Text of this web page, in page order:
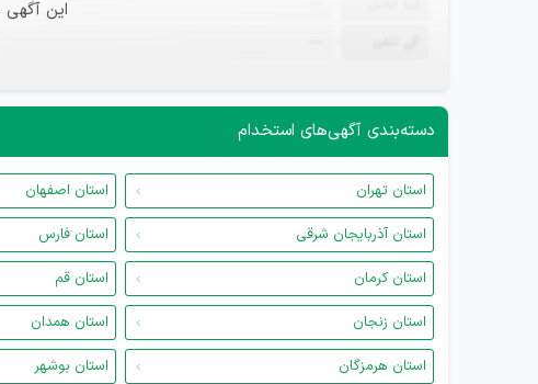
این
دسته‌بندی آگهی‌های استخدام
استان تهران استان اصفهان
استان آذربایجان شرقی
استان فارس
استان کرمان
استان قم
استان زنجان
استان همدان
استان هرمزگان
استان بوشهر